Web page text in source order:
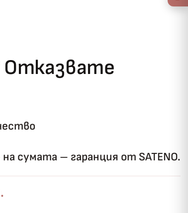
Отказвате
сумата – гаранция от SATENO.